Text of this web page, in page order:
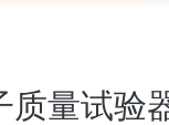
质量试验